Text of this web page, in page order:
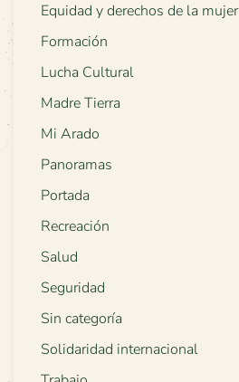
Equidad y derechos de la mujer
Formación
Lucha Cultural
Madre Tierra
Mi Arado
Panoramas
Portada
Recreación
Salud
Seguridad
Sin categoría
Solidaridad internacional